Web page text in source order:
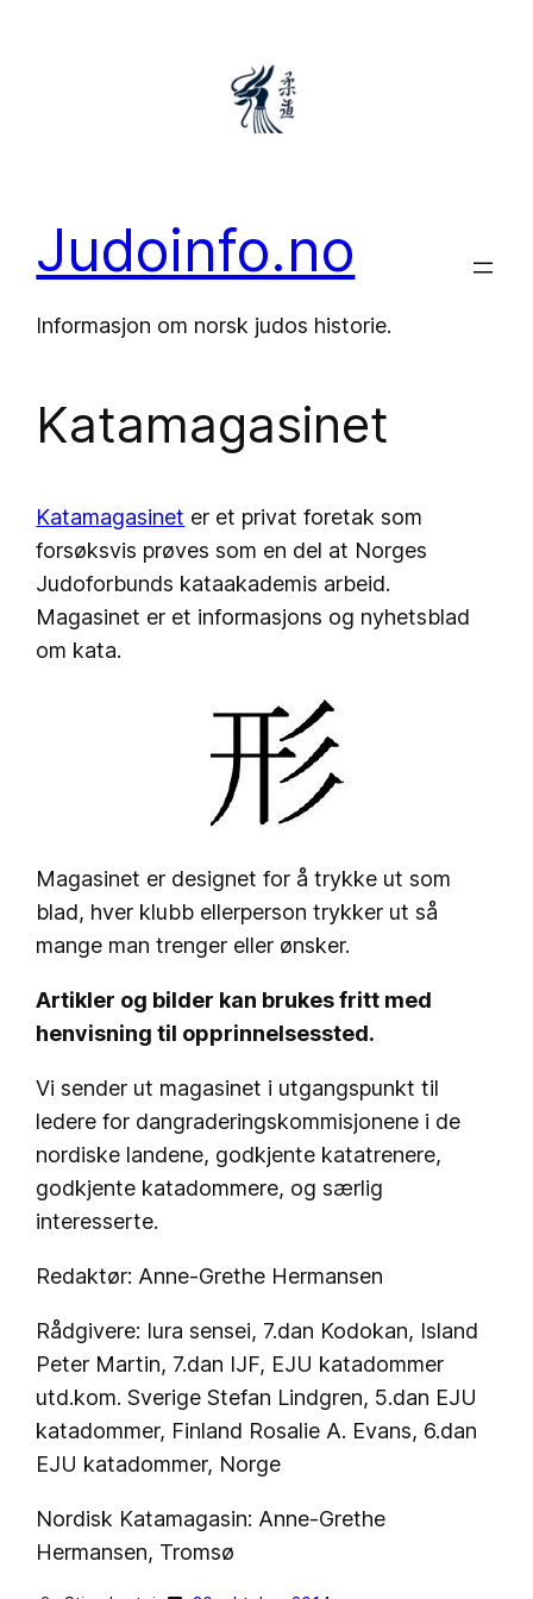
Judoinfo.no
Informasjon om norsk judos historie.
Katamagasinet
Katamagasinet er et privat foretak som
forsøksvis prøves som en del at Norges
Judoforbunds kataakademis arbeid.
Magasinet er et informasjons og nyhetsblad
om kata.
Magasinet er designet for å trykke ut som
blad, hver klubb ellerperson trykker ut så
mange man trenger eller ønsker.
Artikler og bilder kan brukes fritt med
henvisning til opprinnelsessted.
Vi sender ut magasinet i utgangspunkt til
ledere for dangraderingskommisjonene i de
nordiske landene, godkjente katatrenere,
godkjente katadommere, og særlig
interesserte.
Redaktør: Anne-Grethe Hermansen
Rådgivere: Iura sensei, 7.dan Kodokan, Island
Peter Martin, 7.dan IJF, EJU katadommer
utd.kom. Sverige Stefan Lindgren, 5.dan EJU
katadommer, Finland Rosalie A. Evans, 6.dan
EJU katadommer, Norge
Nordisk Katamagasin: Anne-Grethe
Hermansen, Tromsø